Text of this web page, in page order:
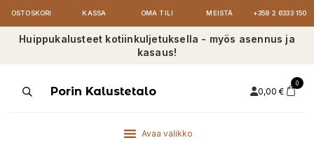
OSTOSKORI KASSA OMA TILI MEISTÄ +358 2 6333 150
Huippukalusteet kotiinkuljetuksella - myös asennus ja
kasaus!
ProductsPorin Kalustetalo 0,00 €
0
Avaa valikko